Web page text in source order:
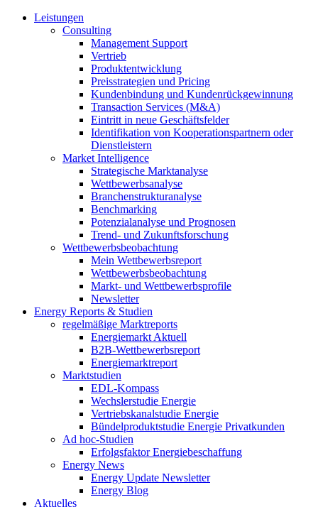
Leistungen
Consulting
Management Support
Vertrieb
Produktentwicklung
Preisstrategien und Pricing
Kundenbindung und Kundenrückgewinnung
Transaction Services (M&A)
Eintritt in neue Geschäftsfelder
Identifikation von Kooperationspartnern oder
Dienstleistern
Market Intelligence
Strategische Marktanalyse
Wettbewerbsanalyse
Branchenstrukturanalyse
Benchmarking
Potenzialanalyse und Prognosen
Trend- und Zukunftsforschung
Wettbewerbs­beobachtung
Mein Wettbewerbsreport
Wettbewerbsbeobachtung
Markt- und Wettbewerbsprofile
Newsletter
Energy Reports & Studien
regelmäßige Marktreports
Energiemarkt Aktuell
B2B-Wettbewerbsreport
Energiemarktreport
Marktstudien
EDL-Kompass
Wechslerstudie Energie
Vertriebskanalstudie Energie
Bündelproduktstudie Energie Privatkunden
Ad hoc-Studien
Erfolgsfaktor Energiebeschaffung
Energy News
Energy Update Newsletter
Energy Blog
Aktuelles